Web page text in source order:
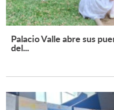
Palacio Valle abre sus
del...